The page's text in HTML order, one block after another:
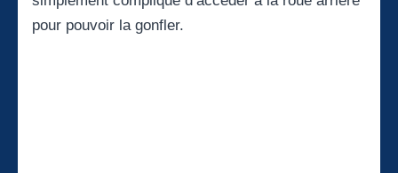
pour pouvoir la gonfler.